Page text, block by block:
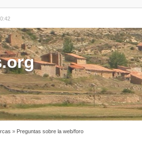
» Preguntas sobre la web/foro